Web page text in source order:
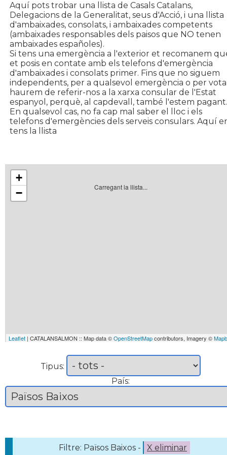
Aquí pots trobar una llista de Casals Catalans,
Delegacions de la Generalitat, seus d'Acció, i una llista
d'ambaixades, consolats, i ambaixades competents
(ambaixades responsables dels paisos que NO tenen
ambaixades españoles).
Si tens una emergència a l'exterior et recomanem
et posis en contate amb els telefons d'emergència
d'ambaixades i consolats primer. Fins que no siguem
independents, per a qualsevol emergència o per
haurem de referir-nos a la xarxa consular de l'Estat
espanyol, perquè, al capdevall, també l'estem pagant.
En qualsevol cas, no fa cap mal saber el lloc i els
telefons d'emergències dels serveis consulars. Aquí
tens la llista
Carregant la llista...
+
−
Leaflet | CATALANSALMON :: Map data ©OpenStreetMapcontributors, Imagery ©
Tipus:
País:
Filtre: Països Baixos - X eliminar